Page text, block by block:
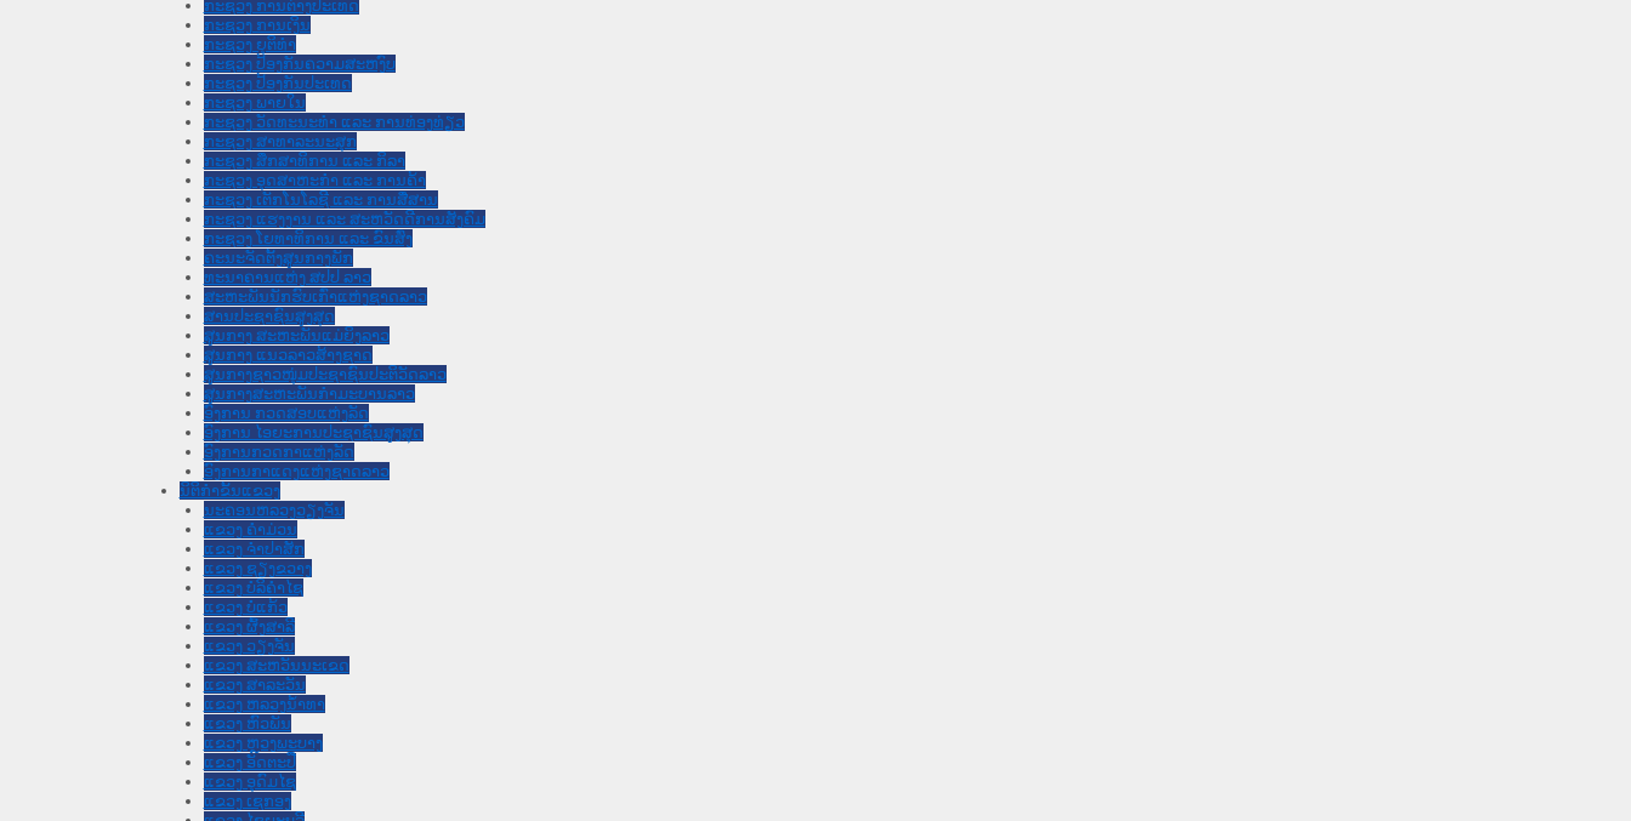
ກະຊວງ ການຕ່າງປະເທດ
ກະຊວງ ການເງິນ
ກະຊວງ ຍຸຕິທໍາ
ກະຊວງ ປ້ອງກັນຄວາມສະຫງົບ
ກະຊວງ ປ້ອງກັນປະເທດ
ກະຊວງ ພາຍໃນ
ກະຊວງ ວັດທະນະທຳ ແລະ ການທ່ອງທ່ຽວ
ກະຊວງ ສາທາລະນະສຸກ
ກະຊວງ ສຶກສາທິການ ແລະ ກິລາ
ກະຊວງ ອຸດສາຫະກຳ ແລະ ການຄ້າ
ກະຊວງ ເຕັກໂນໂລຊີ ແລະ ການສື່ສານ
ກະຊວງ ແຮງງານ ແລະ ສະຫວັດດີການສັງຄົມ
ກະຊວງ ໂຍທາທິການ ແລະ ຂົນສົ່ງ
ຄະນະຈັດຕັ້ງສູນກາງພັກ
ທະນາຄານແຫ່ງ ສປປ ລາວ
ສະຫະພັນນັກຮົບເກົ່າແຫ່ງຊາດລາວ
ສານປະຊາຊົນສູງສຸດ
ສູນກາງ ສະຫະພັນແມ່ຍິງລາວ
ສູນກາງ ແນວລາວສ້າງຊາດ
ສູນກາງຊາວໜຸ່ມປະຊາຊົນປະຕິວັດລາວ
ສູນກາງສະຫະພັນກຳມະບານລາວ
ອົງການ ກວດສອບແຫ່ງລັດ
ອົງການ ໄອຍະການປະຊາຊົນສູງສຸດ
ອົງການກວດກາແຫ່ງລັດ
ອົງການກາແດງແຫ່ງຊາດລາວ
ນິຕິກໍາຂັ້ນແຂວງ
ນະ​ຄອນ​ຫລວງວຽງຈັນ
ແຂວງ ຄໍາມ່ວນ
ແຂວງ ຈໍາປາສັກ
ແຂວງ ຊຽງຂວາງ
ແຂວງ ບໍລິຄໍາໄຊ
ແຂວງ ບໍ່ແກ້ວ
ແຂວງ ຜົ້ງສາລີ
ແຂວງ ວຽງຈັນ
ແຂວງ ສະຫວັນນະເຂດ
ແຂວງ ສາລະວັນ
ແຂວງ ຫລວງນໍ້າທາ
ແຂວງ ຫົວພັນ
ແຂວງ ຫຼວງພະບາງ
ແຂວງ ອັດຕະປື
ແຂວງ ອຸດົມໄຊ
ແຂວງ ເຊກອງ